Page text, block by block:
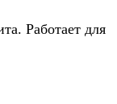
Работает для